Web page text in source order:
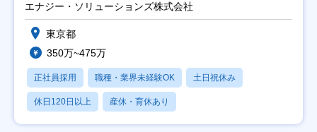
エナジー・ソリューションズ株式会社
東京都
350万~475万
正社員採用 職種・業界未経験OK 土日祝休み
休日120日以上 産休・育休あり